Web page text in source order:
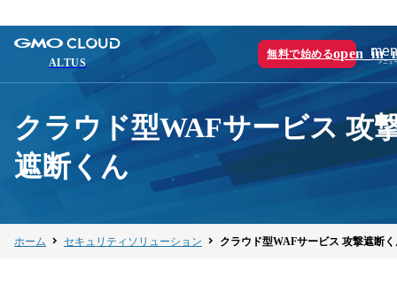
ALTUS
無料で始める
クラウド型WAFサービス 攻
遮断くん
ホーム セキュリティソリューション クラウド型WAFサービス 攻撃遮断